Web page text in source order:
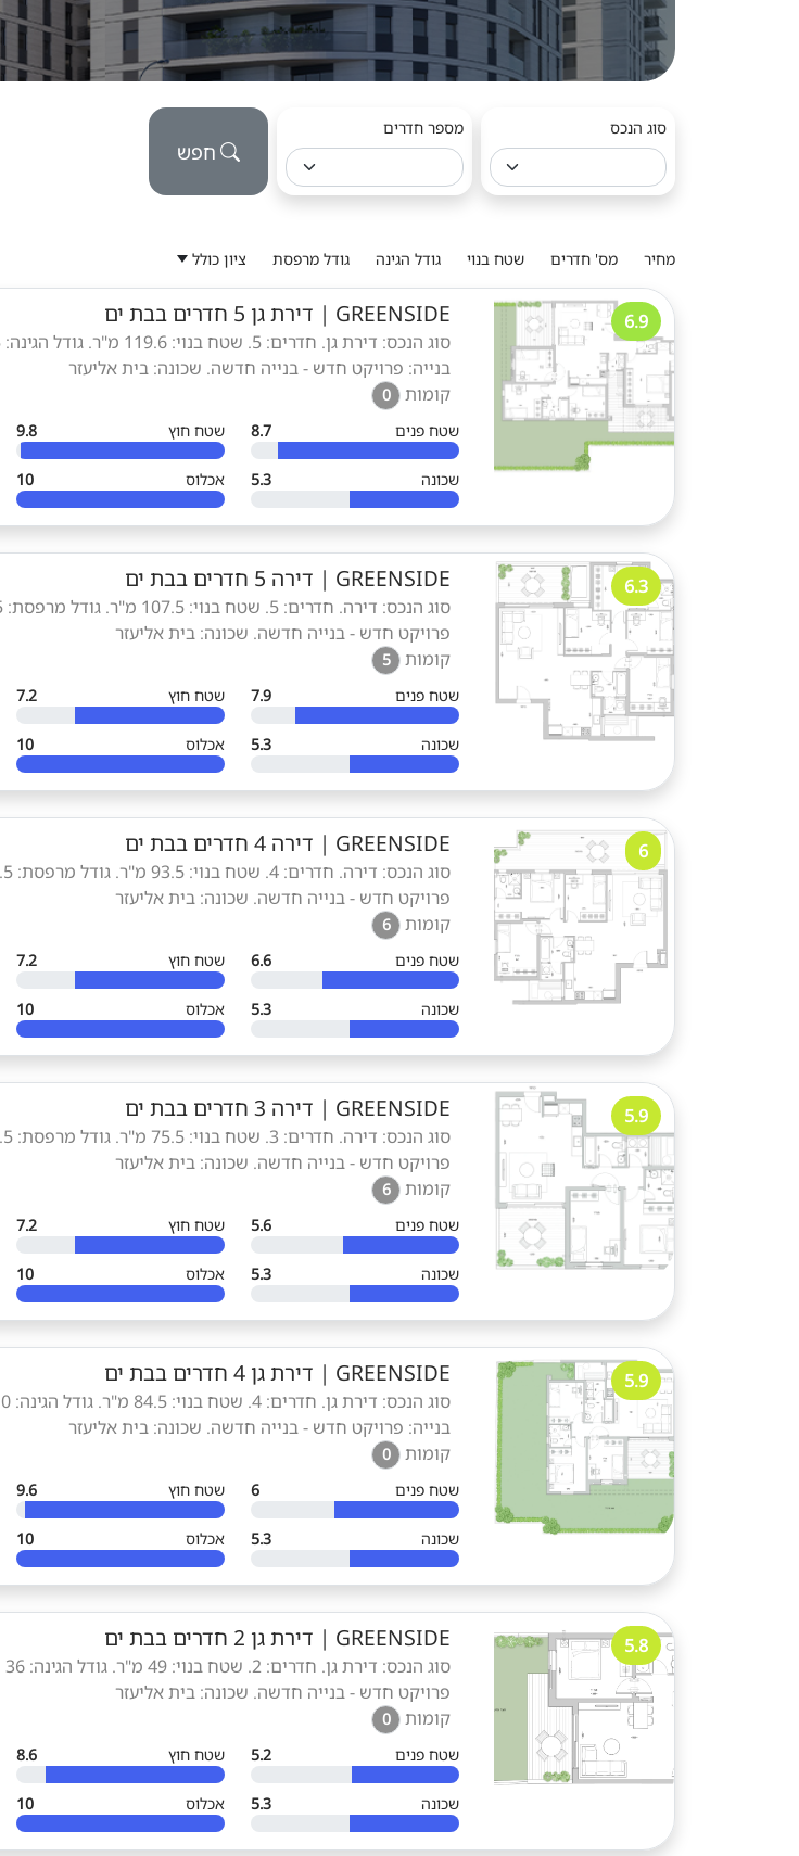
סוג הנכס מספר חדרים
חפש
מחיר מס' חדרים שטח בנוי גודל הגינה גודל מרפסת ציון כולל
6.9
GREENSIDE
| דירת גן 5 חדרים בבת ים
בנייה: פרויקט חדש - בנייה חדשה. שכונה: בית אליעזר
קומות
0
שטח פנים
8.7 שטח חוץ 9.8
שכונה 5.3 אכלוס 10
6.3
GREENSIDE
| דירה 5 חדרים בבת ים
פרויקט חדש - בנייה חדשה. שכונה: בית אליעזר
קומות
5
שטח פנים
7.9 שטח חוץ 7.2
שכונה 5.3 אכלוס 10
6
GREENSIDE
| דירה 4 חדרים בבת ים
פרויקט חדש - בנייה חדשה. שכונה: בית אליעזר
קומות
6
שטח פנים
6.6 שטח חוץ 7.2
שכונה 5.3 אכלוס 10
5.9
GREENSIDE
| דירה 3 חדרים בבת ים
פרויקט חדש - בנייה חדשה. שכונה: בית אליעזר
קומות
6
שטח פנים
5.6 שטח חוץ 7.2
שכונה 5.3 אכלוס 10
5.9
GREENSIDE
| דירת גן 4 חדרים בבת ים
בנייה: פרויקט חדש - בנייה חדשה. שכונה: בית אליעזר
קומות
0
שטח פנים
6 שטח חוץ 9.6
שכונה 5.3 אכלוס 10
5.8
GREENSIDE
| דירת גן 2 חדרים בבת ים
פרויקט חדש - בנייה חדשה. שכונה: בית אליעזר
קומות
0
שטח פנים
5.2 שטח חוץ 8.6
שכונה 5.3 אכלוס 10